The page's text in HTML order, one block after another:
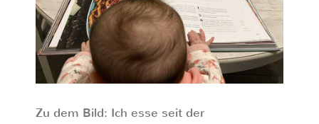
Zu dem Bild: Ich esse seit der